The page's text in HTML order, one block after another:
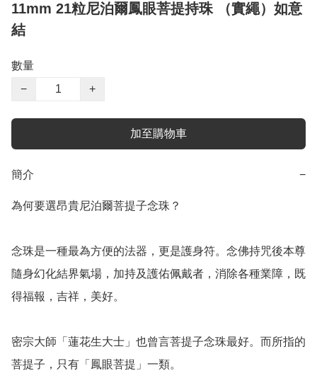
11mm 21粒尼泊爾鳳眼菩提持珠 （實繩）如意
結
數量
−
+
加至購物車
簡介 −
為何要選昂貴尼泊爾菩提子念珠？
念珠是一種最為方便的法器，更是護身符。念佛持咒後本尊
隨身幻化結界氣場，加持及護佑佩戴者，消除各種業障，既
得福報，吉祥，美好。
密宗大師「蓮花生大士」也曾言菩提子念珠最好。而所指的
菩提子，只有「鳳眼菩提」一類。